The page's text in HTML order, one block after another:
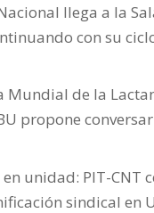
llega a la
con su
Mundial de la
propone
en unidad: PIT-CNT
sindical en